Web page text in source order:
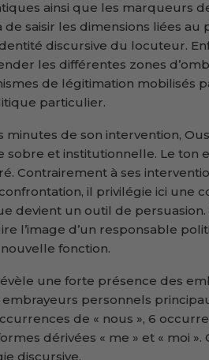
ainsi que les marqueurs
saisir les dimensions liées au
discursive du locuteur.
les différentes zones
de légitimation mobilisés
particulier.
minutes de son intervention,
sobre et institutionnelle. Le ton
Contrairement à ses
il privilégie ici une
devient un outil de persuasion.
l’image d’un responsable
fonction.
une forte présence des
personnels
de « nous », 6
dérivées « me » et « moi
discursive.